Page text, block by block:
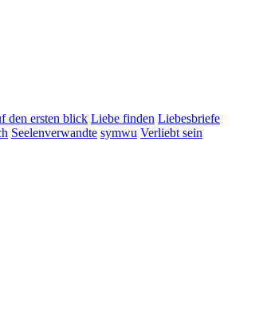
den ersten blick Liebe finden Liebesbriefe
Seelenverwandte symwu Verliebt sein